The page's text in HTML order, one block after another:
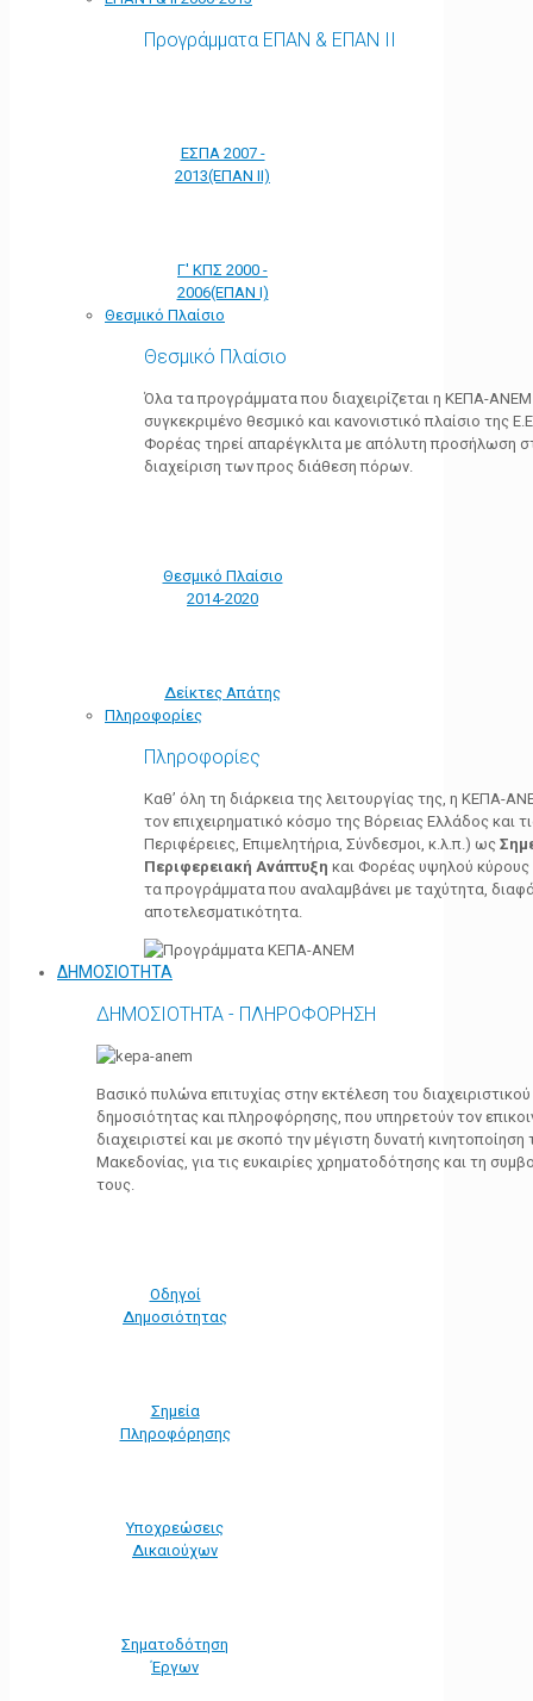
Προγράμματα ΕΠΑΝ & ΕΠΑΝ ΙΙ
ΕΣΠΑ 2007 -
2013(ΕΠΑΝ ΙΙ)
Γ' ΚΠΣ 2000 -
2006(ΕΠΑΝ Ι)
Θεσμικό Πλαίσιο
Θεσμικό Πλαίσιο
Όλα τα προγράμματα που διαχειρίζεται η ΚΕΠΑ-
συγκεκριμένο θεσμικό και κανονιστικό πλαίσιο της
Φορέας τηρεί απαρέγκλιτα με απόλυτη προσήλωση
διαχείριση των προς διάθεση πόρων.
Θεσμικό Πλαίσιο
2014-2020
Δείκτες Απάτης
Πληροφορίες
Πληροφορίες
Καθ’ όλη τη διάρκεια της λειτουργίας της, η ΚΕΠΑ-
τον επιχειρηματικό κόσμο της Βόρειας Ελλάδος και
Περιφέρειες, Επιμελητήρια, Σύνδεσμοι, κ.λ.π.) ως
Περιφερειακή Ανάπτυξη και Φορέας υψηλού κύρους
τα προγράμματα που αναλαμβάνει με ταχύτητα,
αποτελεσματικότητα.
ΔΗΜΟΣΙΟΤΗΤΑ
ΔΗΜΟΣΙΟΤΗΤΑ - ΠΛΗΡΟΦΟΡΗΣΗ
Βασικό πυλώνα επιτυχίας στην εκτέλεση του
δημοσιότητας και πληροφόρησης, που υπηρετούν τον
διαχειριστεί και με σκοπό την μέγιστη δυνατή
Μακεδονίας, για τις ευκαιρίες χρηματοδότησης και τη
τους.
Οδηγοί
Δημοσιότητας
Σημεία
Πληροφόρησης
Υποχρεώσεις
Δικαιούχων
Σηματοδότηση
Έργων